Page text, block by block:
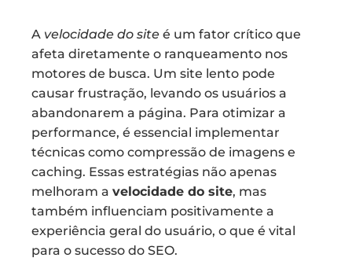
A velocidade do site é um fator crítico que
afeta diretamente o ranqueamento nos
motores de busca. Um site lento pode
causar frustração, levando os usuários a
abandonarem a página. Para otimizar a
performance, é essencial implementar
técnicas como compressão de imagens e
caching. Essas estratégias não apenas
melhoram a velocidade do site, mas
também influenciam positivamente a
experiência geral do usuário, o que é vital
para o sucesso do SEO.